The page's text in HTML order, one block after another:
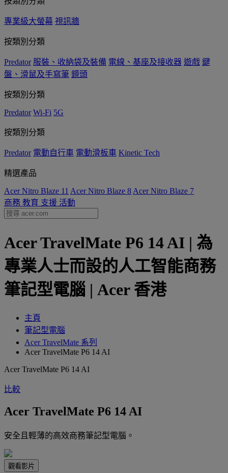
專業級大螢幕 視訊牆
按類別分類
Predator 服裝、收納袋及裝備 電線、基座及接收器 遊戲 鍵
盤、滑鼠及手寫筆 鏡頭
按類別分類
Predator Wi-Fi 5G
按類別分類
Predator 電動自行車 電動滑板車 Kinetic Tech
精選產品
Acer Nitro Blaze 11 Acer Nitro Blaze 8 Acer Nitro Blaze 7
商務 教育 支援 活動
Acer TravelMate P6 14 AI | 為
專業人士而設的人工智能商務
筆記型電腦 | Acer 香港
主頁
筆記型電腦
Acer TravelMate 系列
Acer TravelMate P6 14 AI
Acer TravelMate P6 14 AI
比較
Acer TravelMate P6 14 AI
安全且輕薄的高效商務筆記型電腦。
觀看影片